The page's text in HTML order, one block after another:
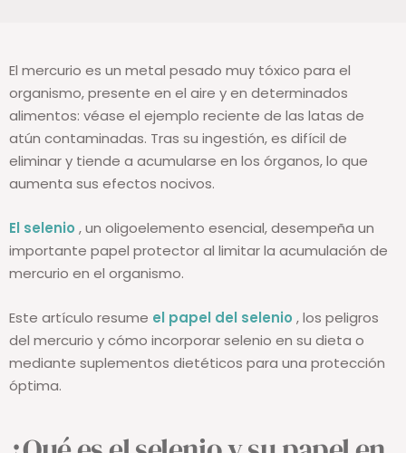
El mercurio es un metal pesado muy tóxico para el
organismo, presente en el aire y en determinados
alimentos: véase el ejemplo reciente de las latas de
atún contaminadas. Tras su ingestión, es difícil de
eliminar y tiende a acumularse en los órganos, lo que
aumenta sus efectos nocivos.
El selenio , un oligoelemento esencial, desempeña un
importante papel protector al limitar la acumulación de
mercurio en el organismo.
Este artículo resume el papel del selenio , los peligros
del mercurio y cómo incorporar selenio en su dieta o
mediante suplementos dietéticos para una protección
óptima.